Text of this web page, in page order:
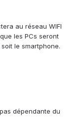
au réseau WIFI
les PCs seront
le smartphone.
dépendante du